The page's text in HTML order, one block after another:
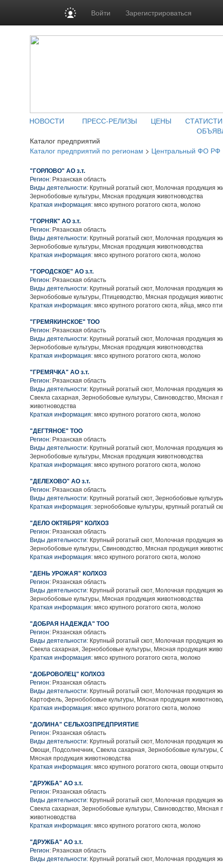
Войти Зарегистрироваться
НОВОСТИ ПРЕСС-РЕЛИЗЫ ЦЕНЫ
Каталог предприятий
Каталог предприятий по регионам > Центральный ФО РФ
"ГОРЛОВО" АО з.т.
Регион: Рязанская область
Виды деятельности: Крупный рогатый скот, Молочная продукция
Зернобобовые культуры, Мясная продукция животноводства
Краткая информация: мясо крупного рогатого скота, молоко
"ГОРНЯК" АО з.т.
Регион: Рязанская область
Виды деятельности: Крупный рогатый скот, Молочная продукция
Зернобобовые культуры, Мясная продукция животноводства
Краткая информация: мясо крупного рогатого скота, молоко
"ГОРОДСКОЕ" АО з.т.
Регион: Рязанская область
Виды деятельности: Крупный рогатый скот, Молочная продукция
Зернобобовые культуры, Птицеводство, Мясная продукция
Краткая информация: мясо крупного рогатого скота, яйца, мясо
"ГРЕМЯКИНСКОЕ" ТОО
Регион: Рязанская область
Виды деятельности: Крупный рогатый скот, Молочная продукция
Зернобобовые культуры, Мясная продукция животноводства
Краткая информация: мясо крупного рогатого скота, молоко
"ГРЕМЯЧКА" АО з.т.
Регион: Рязанская область
Виды деятельности: Крупный рогатый скот, Молочная продукция
Свекла сахарная, Зернобобовые культуры, Свиноводство, Мясная
животноводства
Краткая информация: мясо крупного рогатого скота, молоко
"ДЕГТЯНОЕ" ТОО
Регион: Рязанская область
Виды деятельности: Крупный рогатый скот, Молочная продукция
Зернобобовые культуры, Мясная продукция животноводства
Краткая информация: мясо крупного рогатого скота, молоко
"ДЕЛЕХОВО" АО з.т.
Регион: Рязанская область
Виды деятельности: Крупный рогатый скот, Зернобобовые
Краткая информация: зернобобовые культуры, крупный рогатый
"ДЕЛО ОКТЯБРЯ" КОЛХОЗ
Регион: Рязанская область
Виды деятельности: Крупный рогатый скот, Молочная продукция
Зернобобовые культуры, Свиноводство, Мясная продукция
Краткая информация: мясо крупного рогатого скота, молоко
"ДЕНЬ УРОЖАЯ" КОЛХОЗ
Регион: Рязанская область
Виды деятельности: Крупный рогатый скот, Молочная продукция
Зернобобовые культуры, Мясная продукция животноводства
Краткая информация: мясо крупного рогатого скота, молоко
"ДОБРАЯ НАДЕЖДА" ТОО
Регион: Рязанская область
Виды деятельности: Крупный рогатый скот, Молочная продукция
Свекла сахарная, Зернобобовые культуры, Мясная продукция
Краткая информация: мясо крупного рогатого скота, молоко
"ДОБРОВОЛЕЦ" КОЛХОЗ
Регион: Рязанская область
Виды деятельности: Крупный рогатый скот, Молочная продукция
Картофель, Зернобобовые культуры, Мясная продукция
Краткая информация: мясо крупного рогатого скота, молоко
"ДОЛИНА" СЕЛЬХОЗПРЕДПРИЯТИЕ
Регион: Рязанская область
Виды деятельности: Крупный рогатый скот, Молочная продукция
Овощи, Подсолнечник, Свекла сахарная, Зернобобовые культуры,
Мясная продукция животноводства
Краткая информация: мясо крупного рогатого скота, овощи
"ДРУЖБА" АО з.т.
Регион: Рязанская область
Виды деятельности: Крупный рогатый скот, Молочная продукция
Свекла сахарная, Зернобобовые культуры, Свиноводство, Мясная
животноводства
Краткая информация: мясо крупного рогатого скота, молоко
"ДРУЖБА" АО з.т.
Регион: Рязанская область
Виды деятельности: Крупный рогатый скот, Молочная продукция